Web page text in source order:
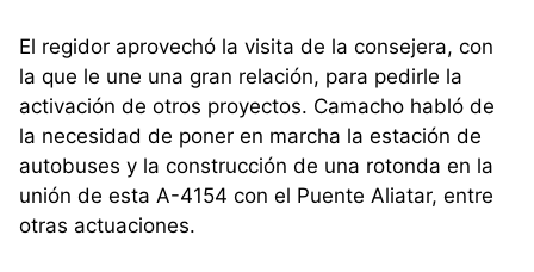
El regidor aprovechó la visita de la consejera, con
la que le une una gran relación, para pedirle la
activación de otros proyectos. Camacho habló de
la necesidad de poner en marcha la estación de
autobuses y la construcción de una rotonda en la
unión de esta A-4154 con el Puente Aliatar, entre
otras actuaciones.